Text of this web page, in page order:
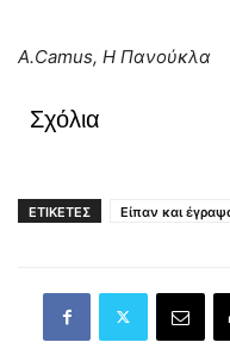
A.Camus, Η Πανούκλα
Σχόλια
ΕΤΙΚΕΤΕΣ Είπαν και